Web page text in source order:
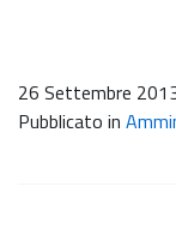
26 Settembre
Pubblicato in